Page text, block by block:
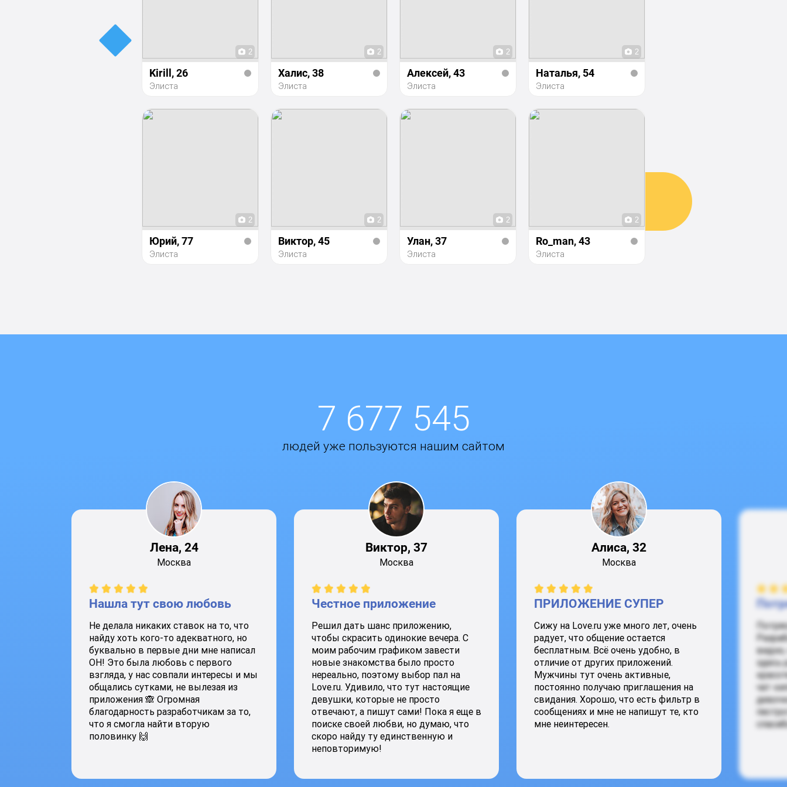
2
Kirill , 26
Элиста
2
Халис, 38
Элиста
2
Алексей, 43
Элиста
2
Наталья, 54
Элиста
2
Юрий, 77
Элиста
2
Виктор, 45
Элиста
2
Улан, 37
Элиста
2
Ro_man, 43
Элиста
7 677 545
людей уже пользуются нашим сайтом
Лена, 24
Москва
Нашла тут свою любовь
Не делала никаких ставок на то, что
найду хоть кого-то адекватного, но
буквально в первые дни мне написал
ОН! Это была любовь с первого
взгляда, у нас совпали интересы и мы
общались сутками, не вылезая из
приложения 🙈 Огромная
благодарность разработчикам за то,
что я смогла найти вторую
половинку 🙌
Виктор, 37
Москва
Честное приложение
Решил дать шанс приложению,
чтобы скрасить одинокие вечера. С
моим рабочим графиком завести
новые знакомства было просто
нереально, поэтому выбор пал на
Love.ru. Удивило, что тут настоящие
девушки, которые не просто
отвечают, а пишут сами! Пока я еще в
поиске своей любви, но думаю, что
скоро найду ту единственную и
неповторимую!
Алиса, 32
Москва
ПРИЛОЖЕНИЕ СУПЕР
Сижу на Love.ru уже много лет, очень
радует, что общение остается
бесплатным. Всё очень удобно, в
отличие от других приложений.
Мужчины тут очень активные,
постоянно получаю приглашения на
свидания. Хорошо, что есть фильтр в
сообщениях и мне не напишут те, кто
мне неинтересен.
здесь
чат